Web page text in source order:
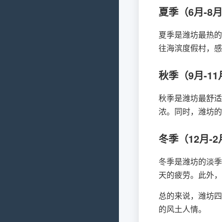
夏季（6月-8
夏季是潍坊最热
往海滨度假村，
秋季（9月-11
秋季是潍坊最舒
浓。同时，潍坊
冬季（12月-2
冬季是潍坊的淡
天的疲劳。此外
总的来说，潍坊
的风土人情。